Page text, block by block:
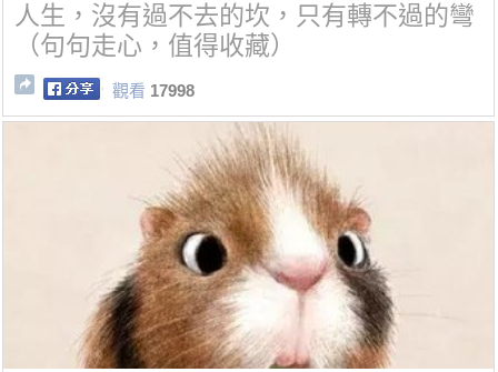
人生，沒有過不去的坎，只有轉不過的彎
（句句走心，值得收藏）
觀看 17998